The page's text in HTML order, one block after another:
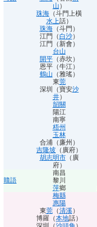
山 ）
珠海 （斗門上橫
水上話）
珠海（斗門）
江門（ 白沙）
江門（新會）
台山
開平（赤坎）
恩平（牛江）
鶴山 （雅瑤）
東莞
深圳（寶安沙
井）
韶關
陽江
南寧
梧州
玉林
合浦（廉州）
吉隆坡 （廣府）
胡志明市（廣
府）
贛語
南昌
黎川
萍鄉
梅縣
惠陽
東莞（清溪）
博羅（本地話）